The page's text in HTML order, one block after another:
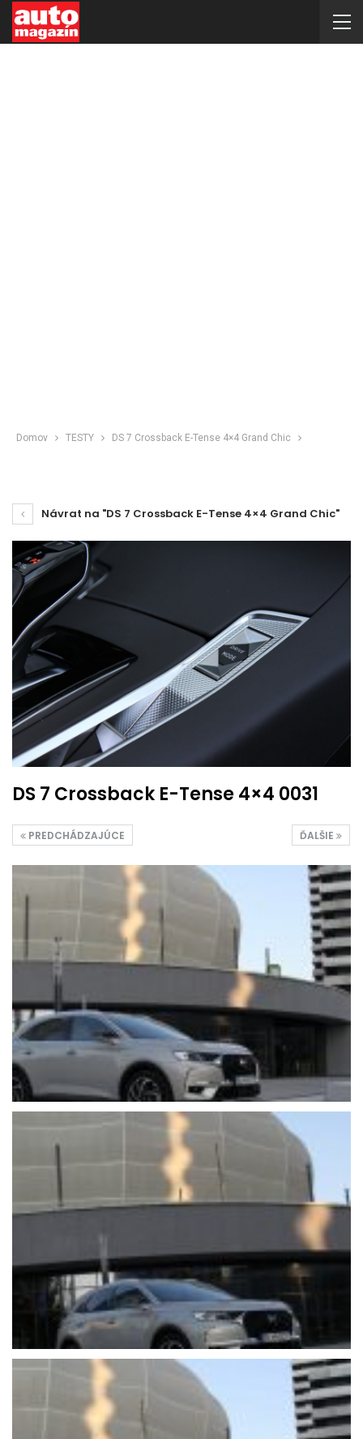
Domov TESTY DS 7 Crossback E-Tense 4×4 Grand Chic
Návrat na "DS 7 Crossback E-Tense 4×4 Grand Chic"
DS 7 Crossback E-Tense 4×4 0031
ĎALŠIE
PREDCHÁDZAJÚCE